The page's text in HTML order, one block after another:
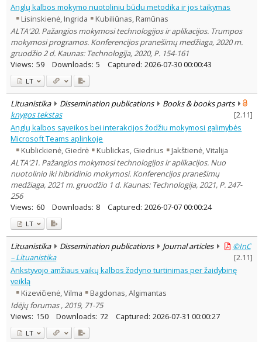
Anglų kalbos mokymo nuotoliniu būdu metodika ir jos taikymas
Lisinskienė, Ingrida
Kubiliūnas, Ramūnas
ALTA'20. Pažangios mokymosi technologijos ir aplikacijos. Trumpos
mokymosi programos. Konferencijos pranešimų medžiaga, 2020 m.
gruodžio 2 d. Kaunas: Technologija, 2020, P. 154-161
Views: 59 Downloads: 5 Captured: 2026-07-30 00:00:43
LT
Lituanistika Dissemination publications
Books & books parts
knygos tekstas
[2.11]
Anglų kalbos sąveikos bei interakcijos žodžiu mokymosi galimybės
Microsoft Teams aplinkoje
Kublickienė, Giedrė
Kublickas, Giedrius
Jakštienė, Vitalija
ALTA'21. Pažangios mokymosi technologijos ir aplikacijos. Nuo
nuotolinio iki hibridinio mokymosi. Konferencijos pranešimų
medžiaga, 2021 m. gruodžio 1 d. Kaunas: Technologija, 2021, P. 247-
256
Views: 60 Downloads: 8 Captured: 2026-07-07 00:00:24
LT
Lituanistika Dissemination publications Journal articles
©InC
– Lituanistika
[2.11]
Ankstyvojo amžiaus vaikų kalbos žodyno turtinimas per žaidybinę
veiklą
Kizevičienė, Vilma
Bagdonas, Algimantas
Idėjų forumas , 2019, 71-75
Views: 150 Downloads: 72 Captured: 2026-07-31 00:00:27
LT